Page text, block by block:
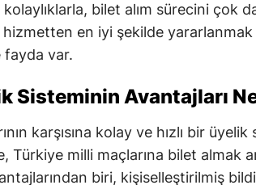
kolaylıklarla, bilet alım sürecini çok
en iyi şekilde yararlanmak
fayda var.
Sisteminin Avantajları
karşısına kolay ve hızlı bir üyelik
Türkiye milli maçlarına bilet almak
biri, kişiselleştirilmiş